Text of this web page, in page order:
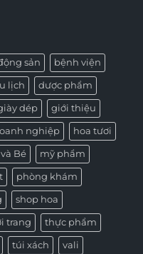
sản bệnh viện
lịch dược phẩm
dép giới thiệu
nghiệp hoa tươi
Bé mỹ phẩm
phòng khám
shop hoa
trang thực phẩm
túi xách vali